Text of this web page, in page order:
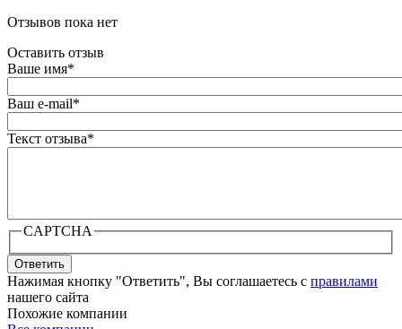
Отзывов пока нет
Оставить отзыв
Ваше имя*
Ваш e-mail*
Текст отзыва*
CAPTCHA
Ответить
Нажимая кнопку "Ответить", Вы соглашаетесь с правилами
нашего сайта
Похожие компании